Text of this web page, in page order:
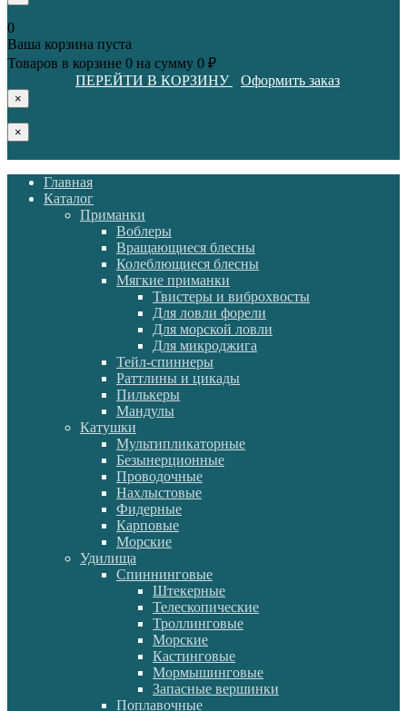
0
Ваша корзина пуста
Товаров в корзине 0 на сумму 0 ₽
ПЕРЕЙТИ В КОРЗИНУ
Оформить заказ
×
×
Главная
Каталог
Приманки
Воблеры
Вращающиеся блесны
Колеблющиеся блесны
Мягкие приманки
Твистеры и виброхвосты
Для ловли форели
Для морской ловли
Для микроджига
Тейл-спиннеры
Раттлины и цикады
Пилькеры
Мандулы
Катушки
Мультипликаторные
Безынерционные
Проводочные
Нахлыстовые
Фидерные
Карповые
Морские
Удилища
Спиннинговые
Штекерные
Телескопические
Троллинговые
Морские
Кастинговые
Мормышинговые
Запасные вершинки
Поплавочные